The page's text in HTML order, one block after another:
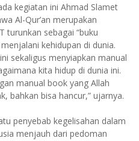
kegiatan ini Ahmad Slamet
Al-Qur’an merupakan
turunkan sebagai “buku
kehidupan di dunia.
sekaligus menyiapkan manual
kita hidup di dunia ini.
manual book yang Allah
bahkan bisa hancur,” ujarnya.
penyebab kegelisahan dalam
menjauh dari pedoman